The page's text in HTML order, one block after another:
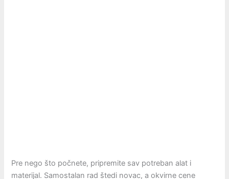
Pre nego što počnete, pripremite sav potreban alat i
materijal. Samostalan rad štedi novac, a okvirne cene